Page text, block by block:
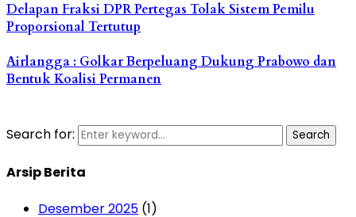
Delapan Fraksi DPR Pertegas Tolak Sistem Pemilu
Proporsional Tertutup
Airlangga : Golkar Berpeluang Dukung Prabowo dan
Bentuk Koalisi Permanen
Search for: Search
Arsip Berita
Desember 2025 (1)